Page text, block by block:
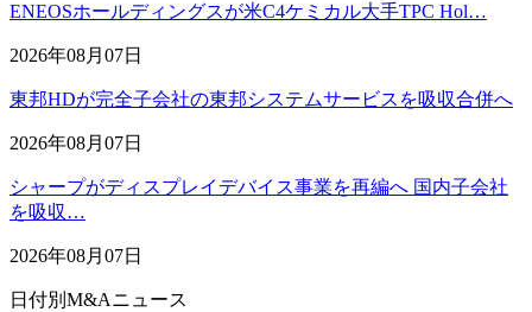
ENEOSホールディングスが米C4ケミカル大手TPC Hol…
2026年08月07日
東邦HDが完全子会社の東邦システムサービスを吸収合併へ
2026年08月07日
シャープがディスプレイデバイス事業を再編へ 国内子会社
を吸収…
2026年08月07日
日付別M&Aニュース